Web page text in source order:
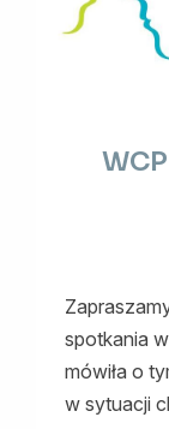
spotkania
mówiła o
w sytuacji